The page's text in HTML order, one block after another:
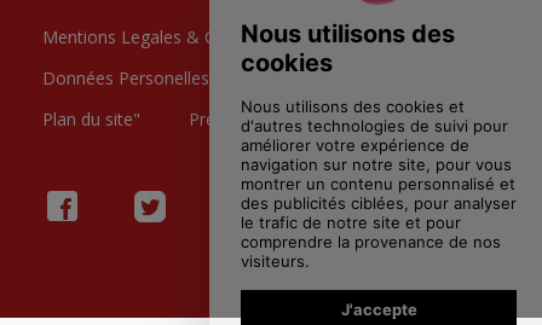
Mentions Legales & CGU
Données Personelles
Contactez nous
Plan du site"
Preference Cookies